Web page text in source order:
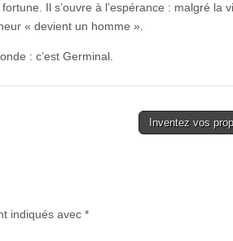
Il s’ouvre à l’espérance : malgré la
« devient un homme ».
: c’est Germinal.
Inventez vos
indiqués avec *